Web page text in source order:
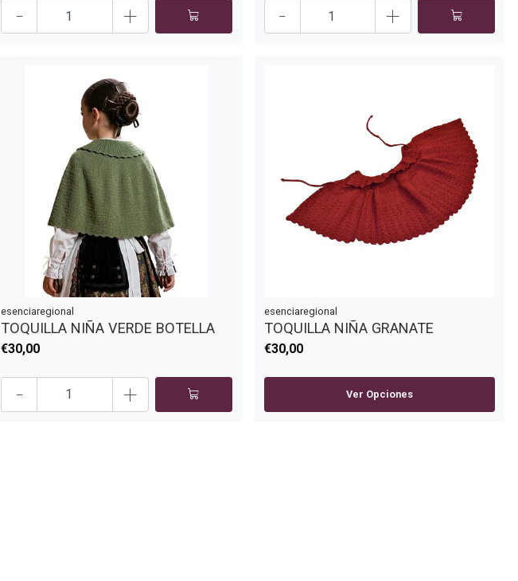
- + - +
esenciaregional
TOQUILLA NIÑA VERDE BOTELLA
€30,00
- +
esenciaregional
TOQUILLA NIÑA GRANATE
€30,00
Ver Opciones